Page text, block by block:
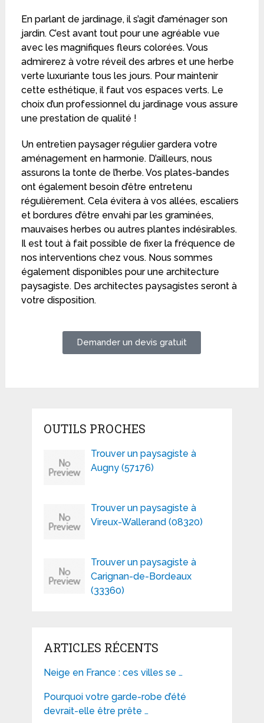
En parlant de jardinage, il s’agit d’aménager son
jardin. C’est avant tout pour une agréable vue
avec les magnifiques fleurs colorées. Vous
admirerez à votre réveil des arbres et une herbe
verte luxuriante tous les jours. Pour maintenir
cette esthétique, il faut vos espaces verts. Le
choix d’un professionnel du jardinage vous assure
une prestation de qualité !
Un entretien paysager régulier gardera votre
aménagement en harmonie. D’ailleurs, nous
assurons la tonte de l’herbe. Vos plates-bandes
ont également besoin d’être entretenu
régulièrement. Cela évitera à vos allées, escaliers
et bordures d’être envahi par les graminées,
mauvaises herbes ou autres plantes indésirables.
Il est tout à fait possible de fixer la fréquence de
nos interventions chez vous. Nous sommes
également disponibles pour une architecture
paysagiste. Des architectes paysagistes seront à
votre disposition.
Demander un devis gratuit
OUTILS PROCHES
Trouver un paysagiste à
Augny (57176)
Trouver un paysagiste à
Vireux-Wallerand (08320)
Trouver un paysagiste à
Carignan-de-Bordeaux
(33360)
ARTICLES RÉCENTS
Neige en France : ces villes se …
Pourquoi votre garde-robe d’été
devrait-elle être prête …